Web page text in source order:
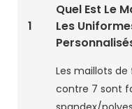
1
Quel Est Le
Les
Les maillots
contre 7 sont